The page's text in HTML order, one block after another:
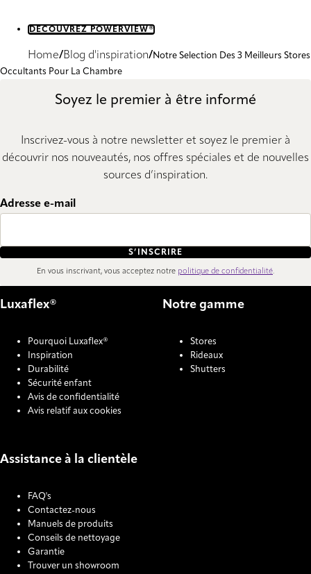
DÉCOUVREZ POWERVIEW®
Home Blog d'inspiration
Notre Selection Des 3 Meilleurs Stores
Occultants Pour La Chambre
Soyez le premier à être informé
Inscrivez-vous à notre newsletter et soyez le premier à
découvrir nos nouveautés, nos offres spéciales et de nouvelles
sources d’inspiration.
Adresse e-mail
S’INSCRIRE
En vous inscrivant, vous acceptez notre politique de confidentialité.
Luxaflex®
Pourquoi Luxaflex®
Inspiration
Durabilité
Sécurité enfant
Avis de confidentialité
Avis relatif aux cookies
Notre gamme
Stores
Rideaux
Shutters
Assistance à la clientèle
FAQ's
Contactez-nous
Manuels de produits
Conseils de nettoyage
Garantie
Trouver un showroom